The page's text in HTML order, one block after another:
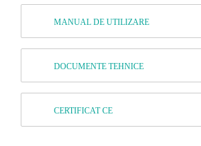
MANUAL DE UTILIZARE
DOCUMENTE TEHNICE
CERTIFICAT CE